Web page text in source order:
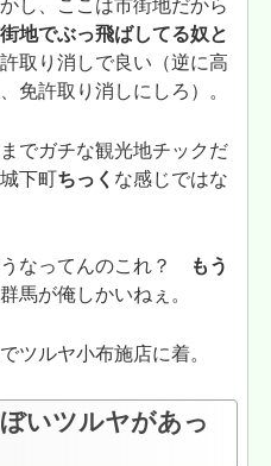
し、ここは市街地だから
地でぶっ飛ばしてる奴と
取り消しで良い（逆に高
免許取り消しにしろ）。
でガチな観光地チックだ
下町ちっく な感じではな
なってんのこれ？
もう
馬が俺しかいねぇ。
ツルヤ小布施店に着。
いツルヤがあっ